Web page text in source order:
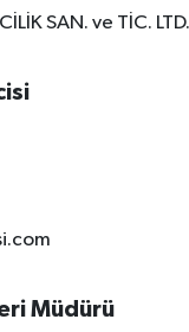
SAN. ve TİC.
Müdürü